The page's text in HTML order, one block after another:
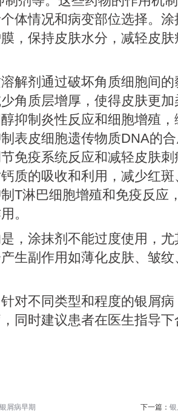
体情况和病变部位选择。
，保持皮肤水分，减轻皮
解剂通过破坏角质细胞间
角质层增厚，使得皮肤更
抑制炎性反应和细胞增殖
表皮细胞遗传物质DNA的
免疫系统反应和减轻皮肤
质的吸收和利用，减少红
T淋巴细胞增殖和免疫反应
。
，涂抹剂不能过度使用，
生副作用如薄化皮肤、皱
对不同类型和程度的银屑
同时建议患者在医生指导
屑病早期 下一篇：